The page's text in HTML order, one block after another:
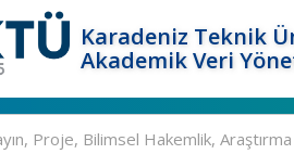
Karadeniz Teknik
Akademik Veri